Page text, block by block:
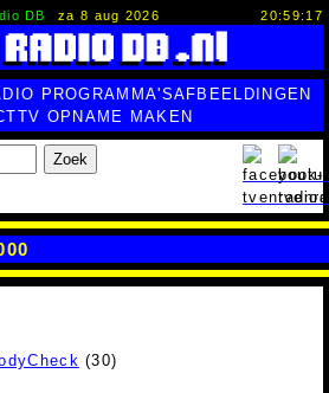
DB za 8 aug 2026 20:59:18
PROGRAMMA'SAFBEELDINGEN
TV OPNAME MAKEN
Zoek
(30)